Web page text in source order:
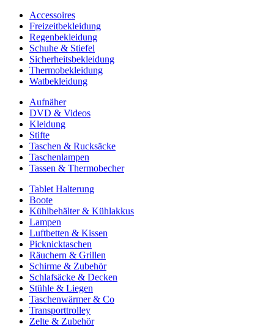
Accessoires
Freizeitbekleidung
Regenbekleidung
Schuhe & Stiefel
Sicherheitsbekleidung
Thermobekleidung
Watbekleidung
Aufnäher
DVD & Videos
Kleidung
Stifte
Taschen & Rucksäcke
Taschenlampen
Tassen & Thermobecher
Tablet Halterung
Boote
Kühlbehälter & Kühlakkus
Lampen
Luftbetten & Kissen
Picknicktaschen
Räuchern & Grillen
Schirme & Zubehör
Schlafsäcke & Decken
Stühle & Liegen
Taschenwärmer & Co
Transporttrolley
Zelte & Zubehör